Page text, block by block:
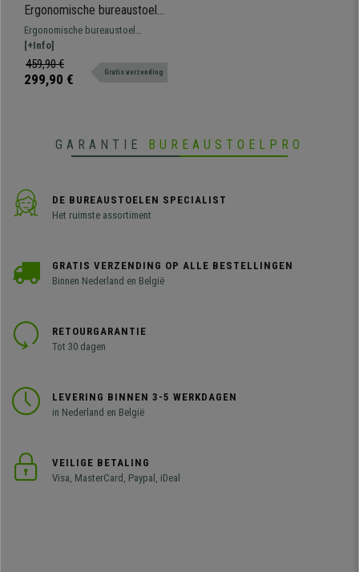
Ergonomische bureaustoel
ATLANTA, Synchroon
Mechanisme, Gebruik 8H, in
Grijze Stof
Ergonomische bureaustoel
geschikt voor professioneel
gebruik. Mooi ontwerp, hoge
graad van comfort en gemaakt van
[+Info]
459,90 €
299,90 € Gratis verzending
GARANTIE BUREAUSTOELPRO
DE BUREAUSTOELEN SPECIALIST
Het ruimste assortiment
GRATIS VERZENDING OP ALLE BESTELLINGEN
Binnen Nederland en België
RETOURGARANTIE
Tot 30 dagen
LEVERING BINNEN 3-5 WERKDAGEN
in Nederland en België
VEILIGE BETALING
Visa, MasterCard, Paypal, iDeal